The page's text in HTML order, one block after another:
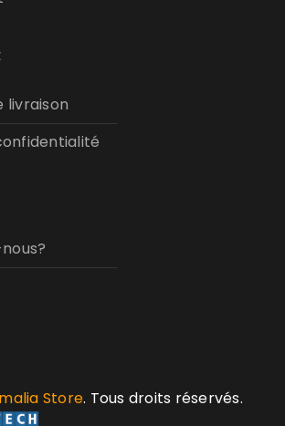
livraison
Store. Tous droits réservés.